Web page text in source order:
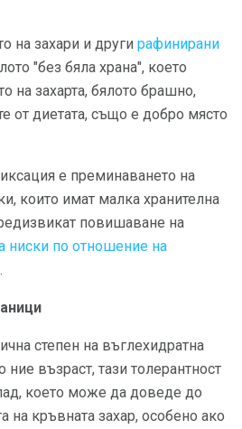
на захари и други рафинирани
"без бяла храна", което
на захарта, бялото брашно,
от диетата, също е добро място
е преминаването на
които имат малка хранителна
повишаване на
ниски по отношение на
степен на въглехидратна
ние възраст, тази толерантност
което може да доведе до
на кръвната захар, особено ако